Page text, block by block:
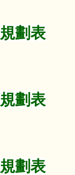
劃表
劃表
劃表